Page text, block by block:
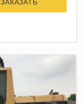
ЗАКАЗАТЬ